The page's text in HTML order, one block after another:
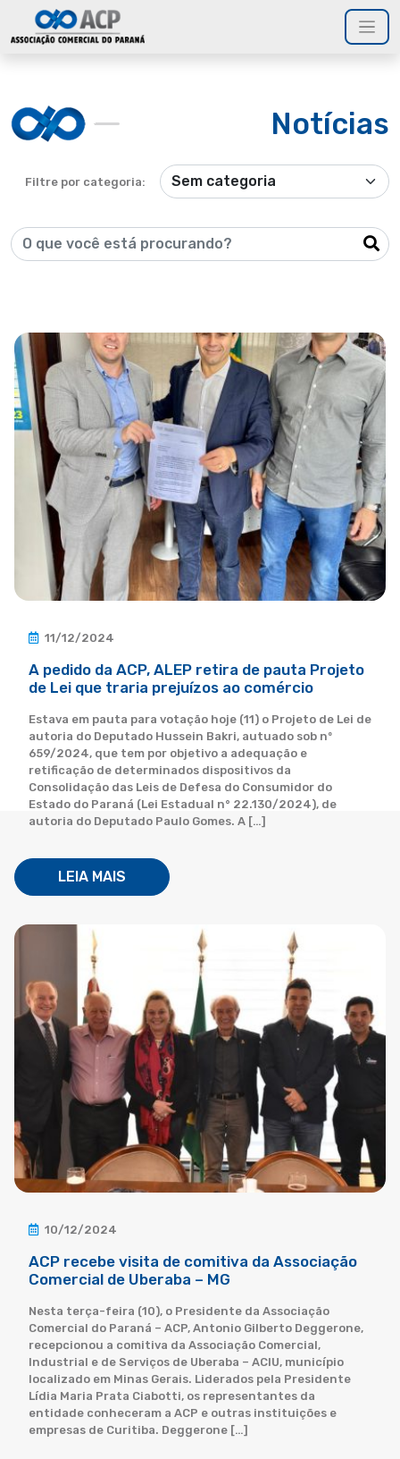
Notícias
Filtre por categoria:
11/12/2024
A pedido da ACP, ALEP retira de pauta Projeto
de Lei que traria prejuízos ao comércio
Estava em pauta para votação hoje (11) o Projeto de Lei de
autoria do Deputado Hussein Bakri, autuado sob nº
659/2024, que tem por objetivo a adequação e
retificação de determinados dispositivos da
Consolidação das Leis de Defesa do Consumidor do
Estado do Paraná (Lei Estadual n° 22.130/2024), de
autoria do Deputado Paulo Gomes. A […]
LEIA MAIS
10/12/2024
ACP recebe visita de comitiva da Associação
Comercial de Uberaba – MG
Nesta terça-feira (10), o Presidente da Associação
Comercial do Paraná – ACP, Antonio Gilberto Deggerone,
recepcionou a comitiva da Associação Comercial,
Industrial e de Serviços de Uberaba – ACIU, município
localizado em Minas Gerais. Liderados pela Presidente
Lídia Maria Prata Ciabotti, os representantes da
entidade conheceram a ACP e outras instituições e
empresas de Curitiba. Deggerone […]